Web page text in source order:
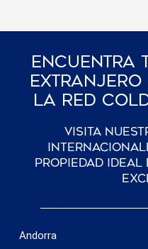
Encuentra
Extranjero
La Red
Visita
propiedad ideal
Andorra